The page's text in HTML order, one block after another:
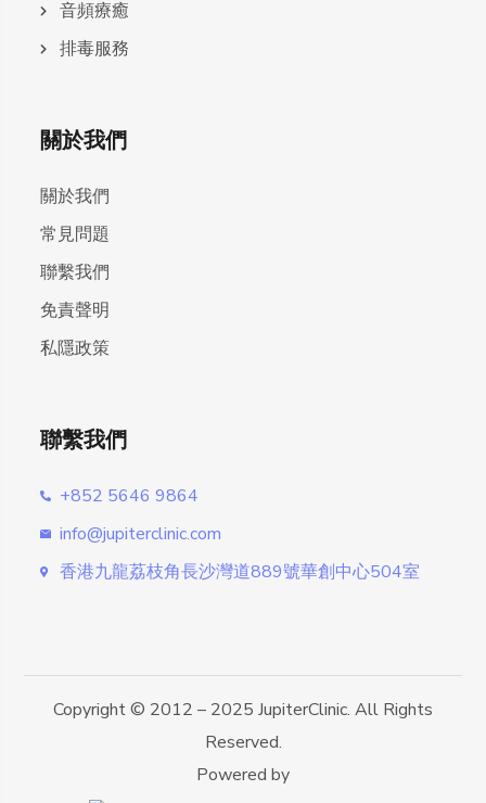
⾳頻療癒
排毒服務
關於我們
關於我們
常見問題
聯繫我們
免責聲明
私隱政策
聯繫我們
+852 5646 9864
info@jupiterclinic.com
香港九龍荔枝角長沙灣道889號華創中心504室
Copyright © 2012 – 2025 JupiterClinic. All Rights
Reserved.
Powered by